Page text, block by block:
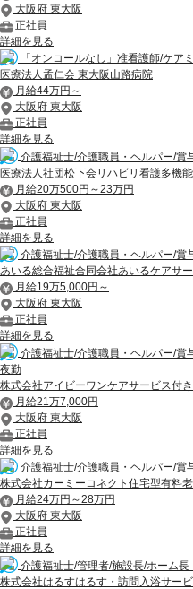
大阪府 東大阪
正社員
詳細を見る
「オンコールなし」准看護師/ケア
医療法人孟仁会 東大阪山路病院
月給44万円～
大阪府 東大阪
正社員
詳細を見る
介護福祉士/介護職員・ヘルパー/賞
医療法人社団松下会リハビリ看護多機
月給20万500円～23万円
大阪府 東大阪
正社員
詳細を見る
介護福祉士/介護職員・ヘルパー/賞
あいる総合福祉合同会社あいるケアサ
月給19万5,000円～
大阪府 東大阪
正社員
詳細を見る
介護福祉士/介護職員・ヘルパー/賞
夜勤
株式会社アイビーワンケアサービス付
月給21万7,000円
大阪府 東大阪
正社員
詳細を見る
介護福祉士/介護職員・ヘルパー/賞
株式会社カーミーコネクト住宅型有料
月給24万円～28万円
大阪府 東大阪
正社員
詳細を見る
介護福祉士/管理者/施設長/ホーム
株式会社はるすはるす・訪問入浴サー